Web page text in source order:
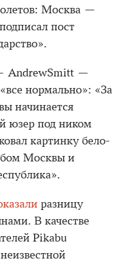
Москва —
пост
AndrewSmitt —
нормально»: «За
начинается
юзер под ником
картинку бело-
Москвы и
разницу
В качестве
Pikabu